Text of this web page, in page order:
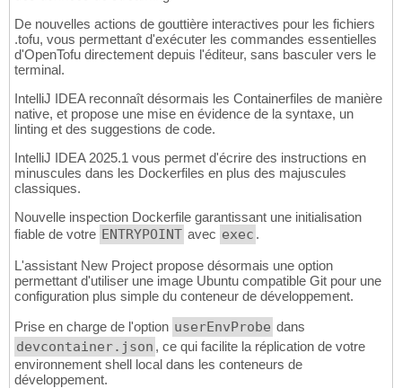
De nouvelles actions de gouttière interactives pour les fichiers
.tofu, vous permettant d'exécuter les commandes essentielles
d'OpenTofu directement depuis l'éditeur, sans basculer vers le
terminal.
IntelliJ IDEA reconnaît désormais les Containerfiles de manière
native, et propose une mise en évidence de la syntaxe, un
linting et des suggestions de code.
IntelliJ IDEA 2025.1 vous permet d'écrire des instructions en
minuscules dans les Dockerfiles en plus des majuscules
classiques.
Nouvelle inspection Dockerfile garantissant une initialisation
fiable de votre ENTRYPOINT avec exec .
L'assistant New Project propose désormais une option
permettant d'utiliser une image Ubuntu compatible Git pour une
configuration plus simple du conteneur de développement.
Prise en charge de l'option userEnvProbe dans
devcontainer.json , ce qui facilite la réplication de votre
environnement shell local dans les conteneurs de
développement.